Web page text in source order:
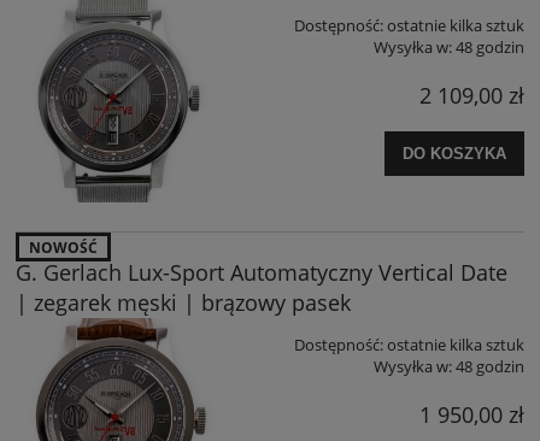
Dostępność:ostatnie kilka sztuk
Wysyłka w:48 godzin
2 109,00 zł
DO KOSZYKA
G. Gerlach Lux-Sport Automatyczny Vertical Date
| zegarek męski | brązowy pasek
Dostępność:ostatnie kilka sztuk
Wysyłka w:48 godzin
1 950,00 zł
NOWOŚĆ